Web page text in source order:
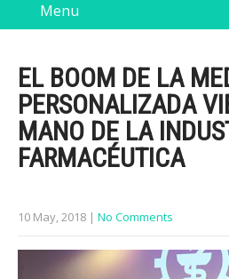
Menu
EL BOOM DE LA
PERSONALIZADA
MANO DE LA
FARMACÉUTICA
10 May, 2018 | No Comments